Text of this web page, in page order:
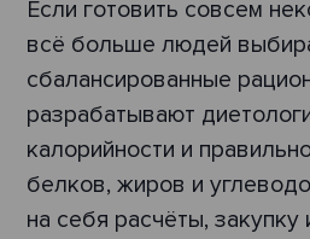
Если готовить совсем
всё больше людей
сбалансированные
разрабатывают
калорийности и
белков, жиров и
на себя расчёты,